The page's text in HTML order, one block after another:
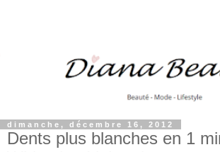
dimanche, décembre 16, 2012
Dents plus blanches en 1